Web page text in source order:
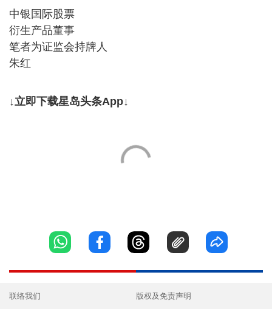
中银国际股票
衍生产品董事
笔者为证监会持牌人
朱红
↓立即下载星岛头条App↓
联络我们 版权及免责声明